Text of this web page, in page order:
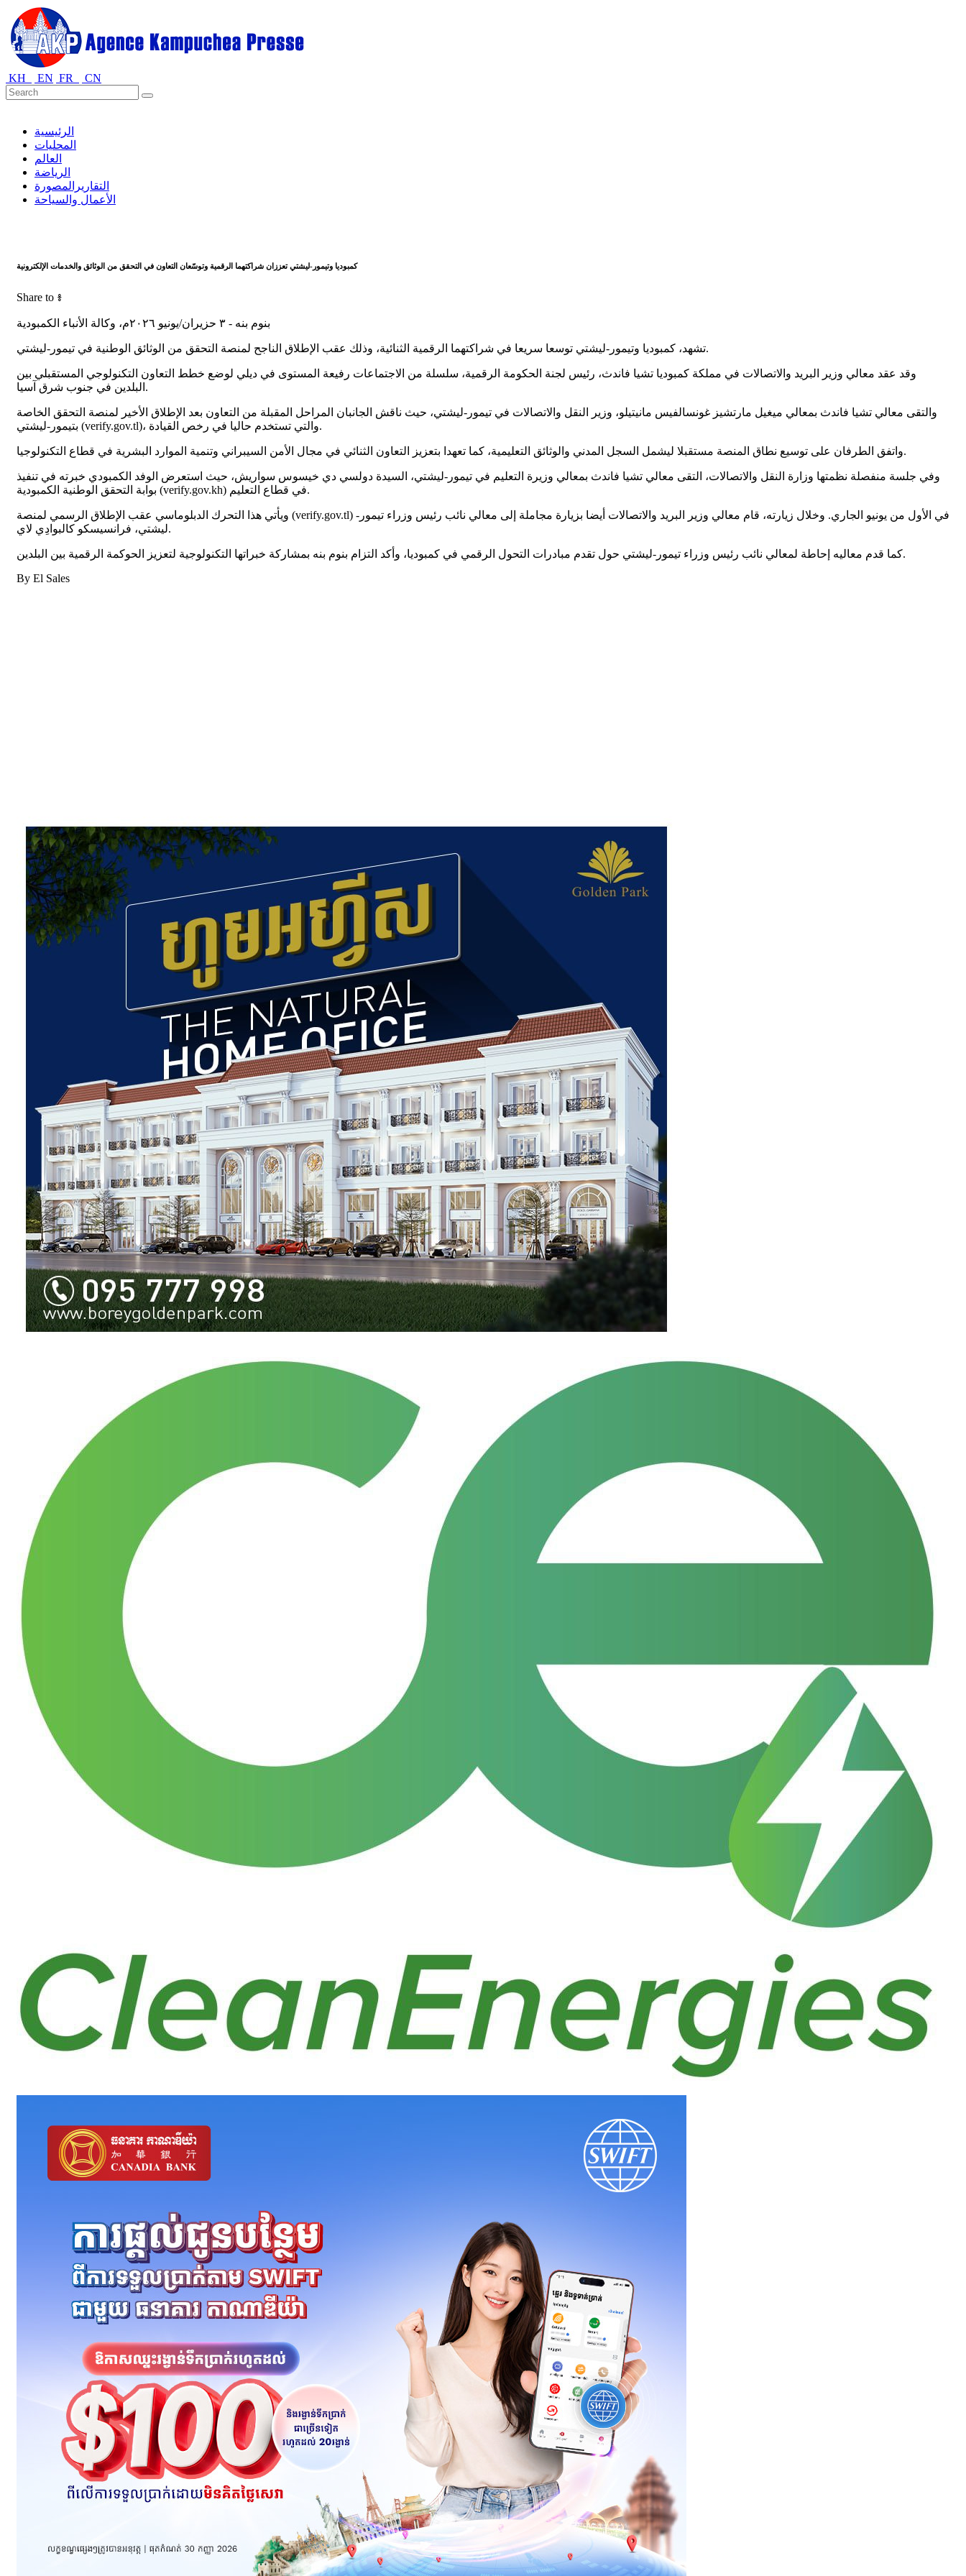
KH EN FR CN
الرئيسية
المحليات
العالم
الرياضة
التقاريرالمصورة
الأعمال والسياحة
كمبوديا وتيمور-ليشتي تعززان شراكتهما الرقمية وتوسّعان التعاون في التحقق من الوثائق والخدمات الإلكترونية
Share to ៖​
بنوم بنه - ٣ حزيران/يونيو ٢٠٢٦م، وكالة الأنباء الكمبودية
تشهد، كمبوديا وتيمور-ليشتي توسعا سريعا في شراكتهما الرقمية الثنائية، وذلك عقب الإطلاق الناجح لمنصة التحقق من الوثائق الوطنية في تيمور-ليشتي.
وقد عقد معالي وزير البريد والاتصالات في مملكة كمبوديا تشيا فاندث، رئيس لجنة الحكومة الرقمية، سلسلة من الاجتماعات رفيعة المستوى في ديلي لوضع خطط التعاون التكنولوجي المستقبلي بين
البلدين في جنوب شرق آسيا.
والتقى معالي تشيا فاندث بمعالي ميغيل مارتشيز غونسالفيس مانيتيلو، وزير النقل والاتصالات في تيمور-ليشتي، حيث ناقش الجانبان المراحل المقبلة من التعاون بعد الإطلاق الأخير لمنصة التحقق الخاصة
بتيمور-ليشتي (verify.gov.tl)، والتي تستخدم حاليا في رخص القيادة.
واتفق الطرفان على توسيع نطاق المنصة مستقبلا ليشمل السجل المدني والوثائق التعليمية، كما تعهدا بتعزيز التعاون الثنائي في مجال الأمن السيبراني وتنمية الموارد البشرية في قطاع التكنولوجيا.
وفي جلسة منفصلة نظمتها وزارة النقل والاتصالات، التقى معالي تشيا فاندث بمعالي وزيرة التعليم في تيمور-ليشتي، السيدة دولسي دي خيسوس سواريش، حيث استعرض الوفد الكمبودي خبرته في تنفيذ
بوابة التحقق الوطنية الكمبودية (verify.gov.kh) في قطاع التعليم.
ويأتي هذا التحرك الدبلوماسي عقب الإطلاق الرسمي لمنصة (verify.gov.tl) في الأول من يونيو الجاري. وخلال زيارته، قام معالي وزير البريد والاتصالات أيضا بزيارة مجاملة إلى معالي نائب رئيس وزراء تيمور-
ليشتي، فرانسيسكو كالبوادِي لاي.
كما قدم معاليه إحاطة لمعالي نائب رئيس وزراء تيمور-ليشتي حول تقدم مبادرات التحول الرقمي في كمبوديا، وأكد التزام بنوم بنه بمشاركة خبراتها التكنولوجية لتعزيز الحوكمة الرقمية بين البلدين.
‏By El Sales